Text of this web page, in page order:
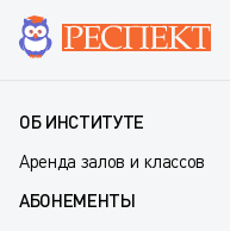
ОБ ИНСТИТУТЕ
Аренда залов и классов
АБОНЕМЕНТЫ